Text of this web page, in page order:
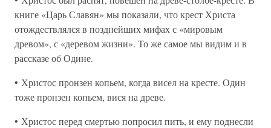
книге «Царь Славян» мы показали, что крест Христа
отождествлялся в позднейших мифах с «мировым
древом», с «деревом жизни». То же самое мы видим и в
рассказе об Одине.
• Христос пронзен копьем, когда висел на кресте. Один
тоже пронзен копьем, вися на древе.
• Христос перед смертью попросил пить, и ему поднесли